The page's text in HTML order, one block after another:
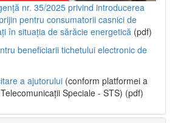
nr. 35/2025 privind introducerea
pentru consumatorii casnici de
în situația de sărăcie energetică (pdf)
beneficiarii tichetului electronic de
a ajutorului (conform platformei a
Speciale - STS) (pdf)